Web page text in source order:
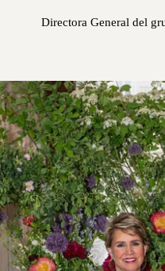
Directora General del